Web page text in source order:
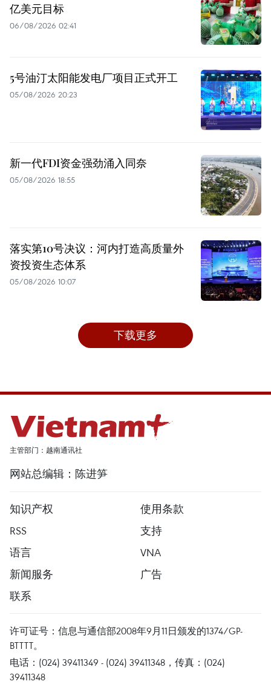
亿美元目标
06/08/2026 02:41
5号油汀太阳能发电厂项目正式开工
05/08/2026 20:23
新一代FDI资金强劲涌入同奈
05/08/2026 18:55
落实第10号决议：河内打造高质量外
资投资生态体系
05/08/2026 10:07
下载更多
主管部门：越南通讯社
网站总编辑：陈进笋
知识产权
使用条款
RSS
支持
语言
VNA
新闻服务
广告
联系
许可证号：信息与通信部2008年9月11日颁发的1374/GP-
BTTTT。
电话：(024) 39411349 - (024) 39411348，传真：(024)
39411348